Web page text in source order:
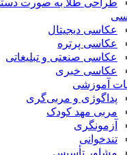
عکاسی دیجیتال
عکاسی پرتره
عکاسی صنعتی و تبلیغاتی
عکاسی خبری
آموزشی
پداگوژی و مربی‌گری
مربی مهد کودک
آزمونگری
تندخوانی
مشاور تأسیس